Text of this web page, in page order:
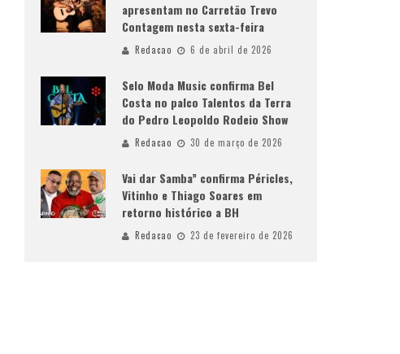
apresentam no Carretão Trevo
Contagem nesta sexta-feira
Redacao 6 de abril de 2026
Selo Moda Music confirma Bel
Costa no palco Talentos da Terra
do Pedro Leopoldo Rodeio Show
Redacao 30 de março de 2026
Vai dar Samba” confirma Péricles,
Vitinho e Thiago Soares em
retorno histórico a BH
Redacao 23 de fevereiro de 2026